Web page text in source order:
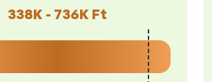
338K - 736K Ft